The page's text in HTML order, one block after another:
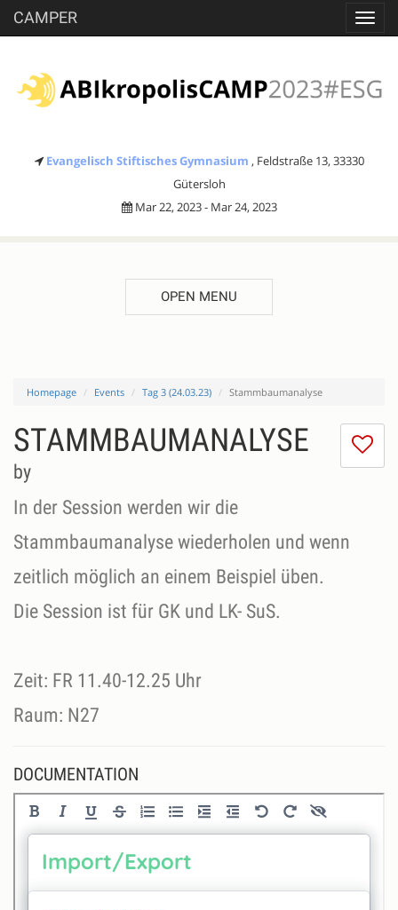
CAMPER
Evangelisch Stiftisches Gymnasium , Feldstraße 13, 33330
Gütersloh
Mar 22, 2023 - Mar 24, 2023
OPEN MENU
Homepage Events Tag 3 (24.03.23) Stammbaumanalyse
I
STAMMBAUMANALYSE
by
In der Session werden wir die
Stammbaumanalyse wiederholen und wenn
zeitlich möglich an einem Beispiel üben.
Die Session ist für GK und LK- SuS.
Zeit: FR 11.40-12.25 Uhr
Raum: N27
DOCUMENTATION